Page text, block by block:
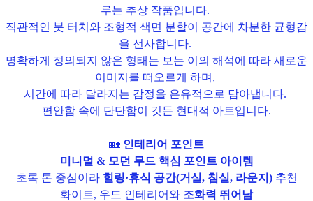
루는 추상 작품입니다.
직관적인 붓 터치와 조형적 색면 분할이 공간에 차분한 균형감
을 선사합니다.
명확하게 정의되지 않은 형태는 보는 이의 해석에 따라 새로운
이미지를 떠오르게 하며,
시간에 따라 달라지는 감정을 은유적으로 담아냅니다.
편안함 속에 단단함이 깃든 현대적 아트입니다.
🏡 인테리어 포인트
미니멀 & 모던 무드 핵심 포인트 아이템
초록 톤 중심이라 힐링·휴식 공간(거실, 침실, 라운지)추천
화이트, 우드 인테리어와 조화력 뛰어남